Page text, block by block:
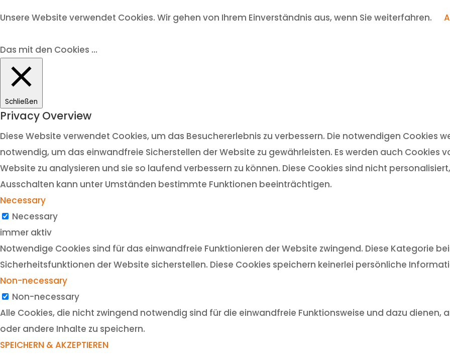
Unsere Website verwendet Cookies. Wir gehen von Ihrem Einverständnis aus, wenn Sie weiterfahren.
Das mit den Cookies ...
Schließen
Privacy Overview
Diese Website verwendet Cookies, um das Besuchererlebnis zu verbessern. Die notwendigen Cookies
notwendig, um das einwandfreie Sicherstellen der Website zu gewährleisten. Es werden auch Cookies
Website zu analysieren und sie so laufend verbessern zu können. Diese Cookies sind nicht
Ausschalten kann unter Umständen bestimmte Funktionen beeinträchtigen.
Necessary
Necessary
immer aktiv
Notwendige Cookies sind für das einwandfreie Funktionieren der Website zwingend. Diese Kategorie
Sicherheitsfunktionen der Website sicherstellen. Diese Cookies speichern keinerlei persönliche
Non-necessary
Non-necessary
Alle Cookies, die nicht zwingend notwendig sind für die einwandfreie Funktionsweise und dazu dienen,
oder andere Inhalte zu speichern.
SPEICHERN & AKZEPTIEREN